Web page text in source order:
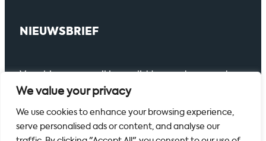
We value your privacy
We use cookies to enhance your browsing experience,
serve personalised ads or content, and analyse our
NIEUWSBRIEF
Voer hier uw email in om lid te worden van de
nieuwsbrief.